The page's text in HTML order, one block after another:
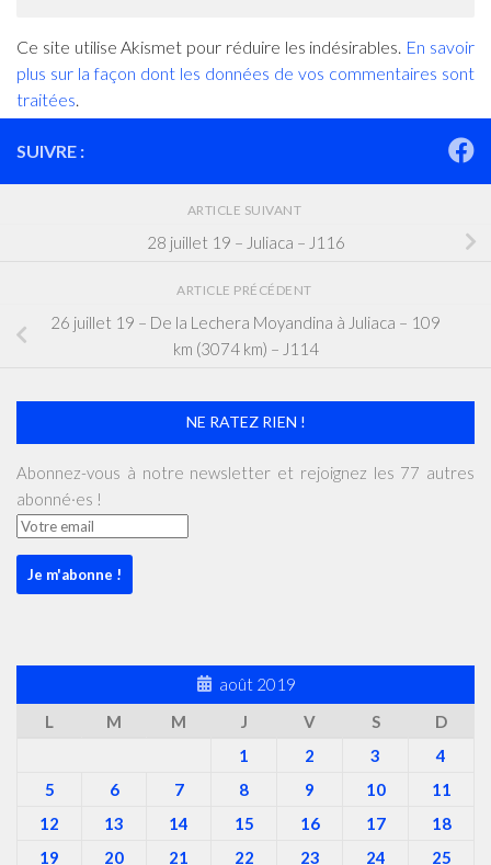
Ce site utilise Akismet pour réduire les indésirables. En savoir
plus sur la façon dont les données de vos commentaires sont
traitées
SUIVRE :
ARTICLE SUIVANT
28 juillet 19 – Juliaca – J116
ARTICLE PRÉCÉDENT
26 juillet 19 – De la Lechera Moyandina à Juliaca – 109
km (3074 km) – J114
NE RATEZ RIEN !
Abonnez-vous à notre newsletter et rejoignez les 77 autres
abonné·es !
août 2019
L
M M J V S
D
1
2 3
4
5
6 7 8 9 10
11
12
13 14 15 16 17
18
19
20 21 22 23 24 25